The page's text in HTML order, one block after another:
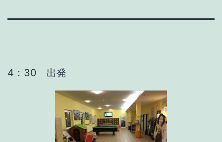
4：30 出発